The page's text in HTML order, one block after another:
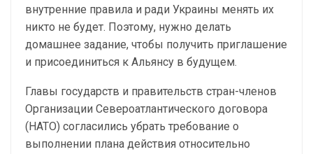
внутренние правила и ради Украины менять их
никто не будет. Поэтому, нужно делать
домашнее задание, чтобы получить приглашение
и присоединиться к Альянсу в будущем.
Главы государств и правительств стран-членов
Организации Североатлантического договора
(НАТО) согласились убрать требование о
выполнении плана действия относительно